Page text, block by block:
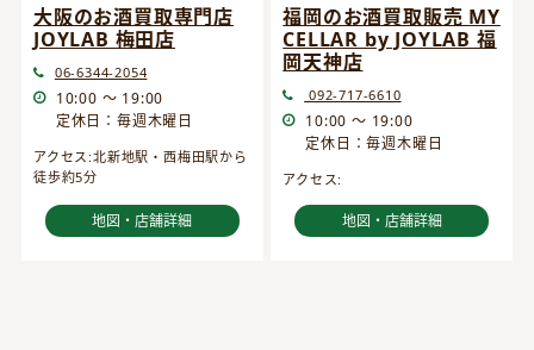
大阪のお酒買取専門店
JOYLAB 梅田店
06-6344-2054
10:00 ～ 19:00
定休日：毎週木曜日
アクセス:北新地駅・西梅田駅から
徒歩約5分
地図・店舗詳細
福岡のお酒買取販売 MY
CELLAR by JOYLAB 福
岡天神店
092-717-6610
10:00 ～ 19:00
定休日：毎週木曜日
アクセス:
地図・店舗詳細